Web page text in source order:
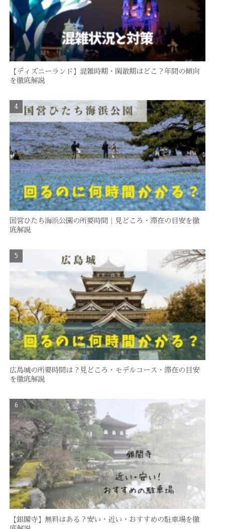
【ディズニーランド】混雑時期・閑散期はどこ？年間の傾向
を徹底解説
国営ひたち海浜公園の所要時間｜見どころ・滞在の目安を徹
底解説
広島城の所要時間は？見どころ・モデルコース・滞在の目安
を徹底解説
【銀閣寺】無料はある？安い・近い・おすすめの駐車場を徹